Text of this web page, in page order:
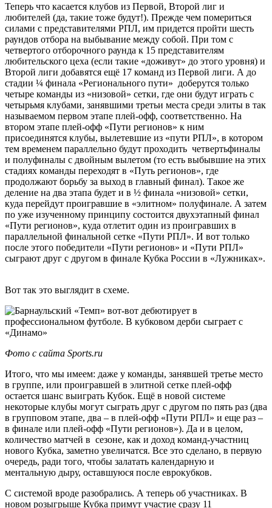
Теперь что касается клубов из Первой, Второй лиг и
любителей (да, такие тоже будут!). Прежде чем помериться
силами с представителями РПЛ, им придется пройти шесть
раундов отбора на выбывание между собой. При том с
четвертого отборочного раунда к 15 представителям
любительского цеха (если такие «доживут» до этого уровня) и
Второй лиги добавятся ещё 17 команд из Первой лиги. А до
стадии ¼ финала «Регионального пути» доберутся только
четыре команды из «низовой» сетки, где они будут играть с
четырьмя клубами, занявшими третьи места среди элиты в так
называемом первом этапе плей-офф, соответственно. На
втором этапе плей-офф «Пути регионов» к ним
присоединятся клубы, вылетевшие из «пути РПЛ», в котором
тем временем параллельно будут проходить четвертьфиналы
и полуфиналы с двойным вылетом (то есть выбывшие на этих
стадиях команды переходят в «Путь регионов», где
продолжают борьбу за выход в главный финал). Такое же
деление на два этапа будет и в ½ финала «низовой» сетки,
куда перейдут проигравшие в «элитном» полуфинале. А затем
по уже изученному принципу состоится двухэтапный финал
«Пути регионов», куда отлетит один из проигравших в
параллельной финальной сетке «Пути РПЛ». И вот только
после этого победители «Пути регионов» и «Пути РПЛ»
сыграют друг с другом в финале Кубка России в «Лужниках».
Вот так это выглядит в схеме.
Фото с сайта Sports.ru
Итого, что мы имеем: даже у команды, занявшей третье место
в группе, или проигравшей в элитной сетке плей-офф
остается шанс выиграть Кубок. Ещё в новой системе
некоторые клубы могут сыграть друг с другом по пять раз (два
в групповом этапе, два – в плей-офф «Пути РПЛ» и еще раз –
в финале или плей-офф «Пути регионов»). Да и в целом,
количество матчей в сезоне, как и доход команд-участниц
нового Кубка, заметно увеличатся. Все это сделано, в первую
очередь, ради того, чтобы залатать календарную и
ментальную дыру, оставшуюся после еврокубков.
С системой вроде разобрались. А теперь об участниках. В
новом розыгрыше Кубка примут участие сразу 11